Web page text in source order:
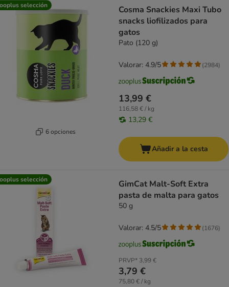
selección
6 opciones
Cosma Snackies Maxi Tubo
snacks liofilizados para
gatos
Pato (120 g)
13,99 €
116,58 € / kg
13,29 €
Valorar: 4.9/5 (2984)
Añadir a la cesta
selección
GimCat Malt-Soft Extra
pasta de malta para gatos
50 g
PRVP* 3,99 €
3,79 €
75,80 € / kg
Valorar: 4.5/5 (1676)